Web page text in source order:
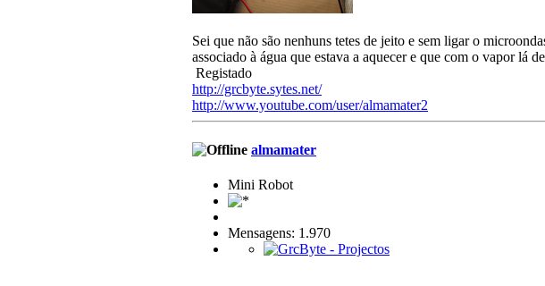
Sei que não são nenhuns tetes de jeito e sem ligar o
associado à água que estava a aquecer e que com o vapor lá
Registado
http://grcbyte.sytes.net/
http://www.youtube.com/user/almamater2
almamater
Mini Robot
Mensagens: 1.970